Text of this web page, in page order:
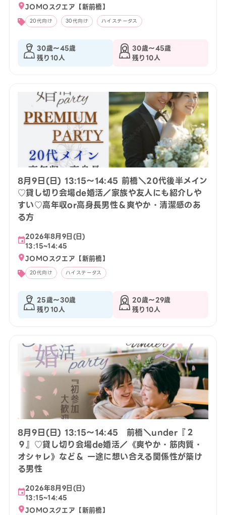
JOMOスクエア【新前橋】
20代向け 30代向け ハイステータス
30歳〜45歳
残り10人
30歳〜45歳
残り10人
8月9日(日) 13:15〜14:45 前橋＼20代後半メイン
♡貸し切り会場de婚活／家族や友人にも紹介しや
すい♡高年収or高身長男性＆爽やか・清潔感のあ
る方
2026年8月9日(日)
13:15~14:45
JOMOスクエア【新前橋】
20代向け ハイステータス
25歳〜30歳
残り10人
20歳〜29歳
残り10人
8月9日(日) 13:15〜14:45 前橋＼under『２
９』♡貸し切り会場de婚活／《爽やか・筋肉質・
オシャレ》など＆ 一途に想い合える関係性が築け
る男性
2026年8月9日(日)
13:15~14:45
JOMOスクエア【新前橋】